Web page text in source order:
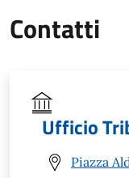
Contatti
Ufficio
Piazza